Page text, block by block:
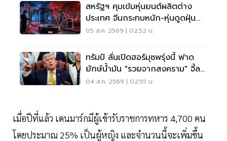
สหรัฐฯ คุมเข้มหุ่นยนต์ผลิตต่าง
ประเทศ จีนกระทบหนัก-หุ่นดูดฝุ่น
โดนด้วย
05 ส.ค. 2569 | 02:52 น.
ทรัมป์ ลั่นเปิดฮอร์มุซพรุ่งนี้ ฟาด
ยักษ์น้ำมัน "รวยจากสงคราม" จี้ลด
ราคาด่วน
04 ส.ค. 2569 | 02:55 น.
เมื่อปีที่แล้ว เดนมาร์กมีผู้เข้ารับราชการทหาร 4,700 คน
โดยประมาณ 25% เป็นผู้หญิง และจำนวนนี้จะเพิ่มขึ้น